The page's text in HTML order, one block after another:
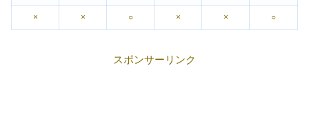
× × ○ × × ○
スポンサーリンク